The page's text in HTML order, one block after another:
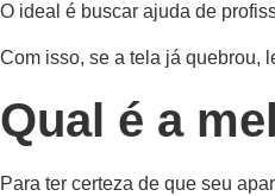
O ideal é buscar ajuda de
Com isso, se a tela já quebrou,
Qual é a
Para ter certeza de que seu